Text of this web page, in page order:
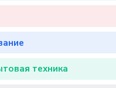
техника